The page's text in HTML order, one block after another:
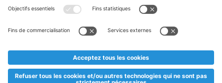
esoulaang bis de Stock eidel ass. Mir soen Iech Merci fir Äert
Planifikatioun ausverkaaft sollte sinn. De VALORLUX-Präis an
** Op dësem Site huet d'Benotze vun der männlecher Form eng
besser Liesbarkeet am Sënn an huet keng diskriminéierend